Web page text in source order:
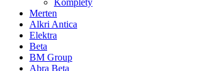
Merten
Alkri Antica
Elektra
Beta
BM Group
Abra Beta